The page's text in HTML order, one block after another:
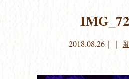
2018.08.26 ｜｜